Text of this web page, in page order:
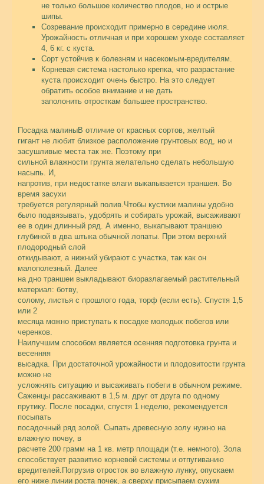
не только большое количество плодов, но и острые
шипы.
Созревание происходит примерно в середине июля.
Урожайность отличная и при хорошем уходе составляет
4, 6 кг. с куста.
Сорт устойчив к болезням и насекомым-вредителям.
Корневая система настолько крепка, что разрастание
куста происходит очень быстро. На это следует
обратить особое внимание и не дать
заполонить отросткам большее пространство.
Посадка малиныВ отличие от красных сортов, желтый
гигант не любит близкое расположение грунтовых вод, но и
засушливые места так же. Поэтому при
сильной влажности грунта желательно сделать небольшую
насыпь. И,
напротив, при недостатке влаги выкапывается траншея. Во
время засухи
требуется регулярный полив.Чтобы кустики малины удобно
было подвязывать, удобрять и собирать урожай, высаживают
ее в один длинный ряд. А именно, выкапывают траншею
глубиной в два штыка обычной лопаты. При этом верхний
плодородный слой
откидывают, а нижний убирают с участка, так как он
малополезный. Далее
на дно траншеи выкладывают биоразлагаемый растительный
материал: ботву,
солому, листья с прошлого года, торф (если есть). Спустя 1,5
или 2
месяца можно приступать к посадке молодых побегов или
черенков.
Наилучшим способом является осенняя подготовка грунта и
весенняя
высадка. При достаточной урожайности и плодовитости грунта
можно не
усложнять ситуацию и высаживать побеги в обычном режиме.
Саженцы рассаживают в 1,5 м. друг от друга по одному
прутику. После посадки, спустя 1 неделю, рекомендуется
посыпать
посадочный ряд золой. Сыпать древесную золу нужно на
влажную почву, в
расчете 200 грамм на 1 кв. метр площади (т.е. немного). Зола
способствует развитию корневой системы и отпугиванию
вредителей.Погрузив отросток во влажную лунку, опускаем
его ниже линии роста почек, а сверху присыпаем сухим